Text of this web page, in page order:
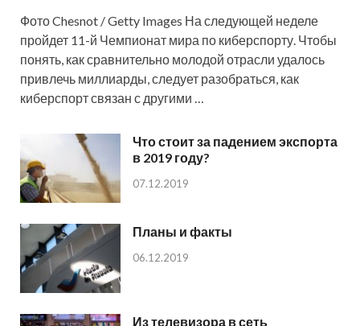
Фото Chesnot / Getty Images На следующей неделе
пройдет 11-й Чемпионат мира по киберспорту. Чтобы
понять, как сравнительно молодой отрасли удалось
привлечь миллиарды, следует разобраться, как
киберспорт связан с другими …
Что стоит за падением экспорта
в 2019 году?
07.12.2019
Планы и факты
06.12.2019
Из телевизора в сеть